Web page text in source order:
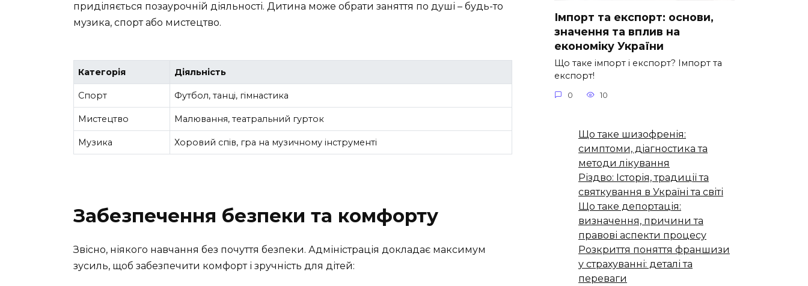
приділяється позаурочній діяльності. Дитина може обрати заняття по душі – будь-то
музика, спорт або мистецтво.
Категорія Діяльність
Спорт Футбол, танці, гімнастика
Мистецтво Малювання, театральний гурток
Музика Хоровий спів, гра на музичному інструменті
Забезпечення безпеки та комфорту
Звісно, ніякого навчання без почуття безпеки. Адміністрація докладає максимум
зусиль, щоб забезпечити комфорт і зручність для дітей:
Імпорт та експорт: основи,
значення та вплив на
економіку України
Що таке імпорт і експорт? Імпорт та
експорт!
0 10
Що таке шизофренія:
симптоми, діагностика та
методи лікування
Різдво: Історія, традиції та
святкування в Україні та світі
Що таке депортація:
визначення, причини та
правові аспекти процесу
Розкриття поняття франшизи
у страхуванні: деталі та
переваги